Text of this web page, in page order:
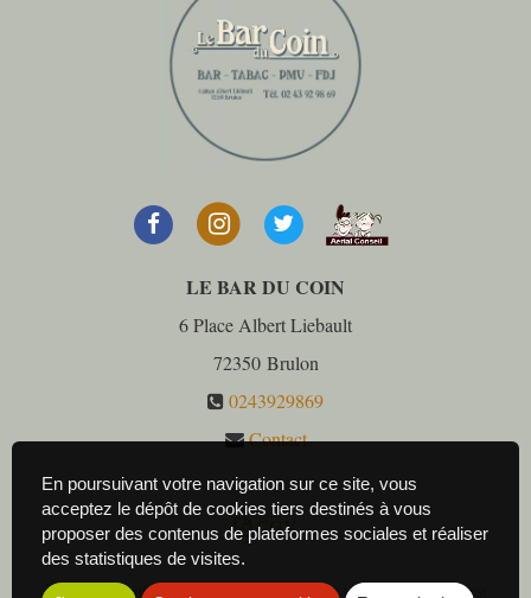
LE BAR DU COIN
6 Place Albert Liebault
72350 Brulon
0243929869
Contact
CGV
Les photos sont des propriétés intellectuelles, toute reproduction est
En poursuivant votre navigation sur ce site, vous
acceptez le dépôt de cookies tiers destinés à vous
proposer des contenus de plateformes sociales et réaliser
des statistiques de visites.